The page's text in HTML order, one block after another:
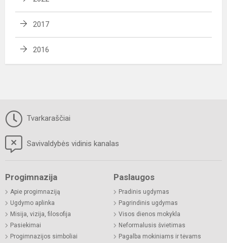
2017
2016
Tvarkaraščiai
Savivaldybės vidinis kanalas
Progimnazija
Apie progimnaziją
Ugdymo aplinka
Misija, vizija, filosofija
Pasiekimai
Progimnazijos simboliai
Paslaugos
Pradinis ugdymas
Pagrindinis ugdymas
Visos dienos mokykla
Neformalusis švietimas
Pagalba mokiniams ir tėvams